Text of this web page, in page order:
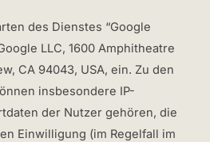
des Dienstes “Google
LLC, 1600 Amphitheatre
CA 94043, USA, ein. Zu den
insbesondere IP-
der Nutzer gehören, die
Einwilligung (im Regelfall im